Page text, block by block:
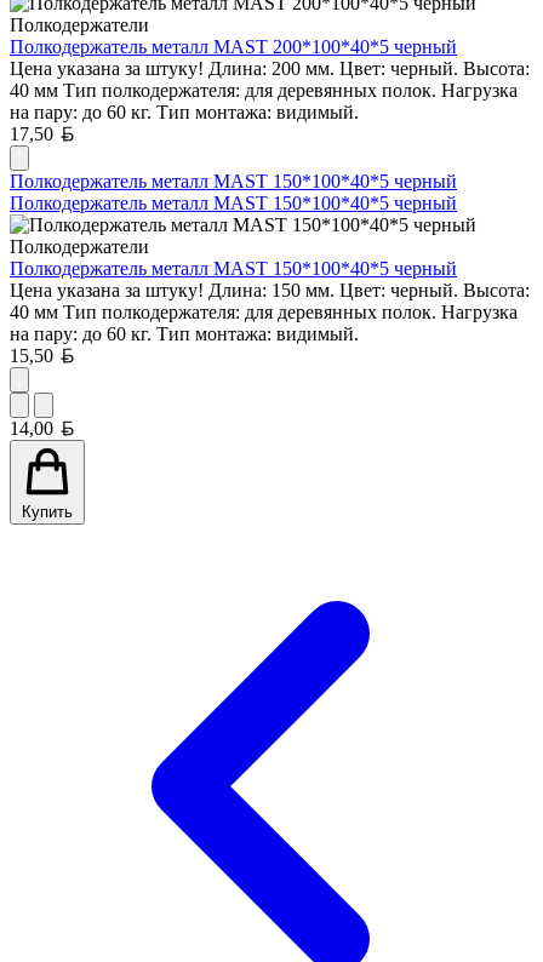
Полкодержатели
Полкодержатель металл MAST 200*100*40*5 черный
Цена указана за штуку! Длина: 200 мм. Цвет: черный. Высота:
40 мм Тип полкодержателя: для деревянных полок. Нагрузка
на пару: до 60 кг. Тип монтажа: видимый.
17,50
Полкодержатель металл MAST 150*100*40*5 черный
Полкодержатель металл MAST 150*100*40*5 черный
Полкодержатели
Полкодержатель металл MAST 150*100*40*5 черный
Цена указана за штуку! Длина: 150 мм. Цвет: черный. Высота:
40 мм Тип полкодержателя: для деревянных полок. Нагрузка
на пару: до 60 кг. Тип монтажа: видимый.
15,50
14,00
Купить